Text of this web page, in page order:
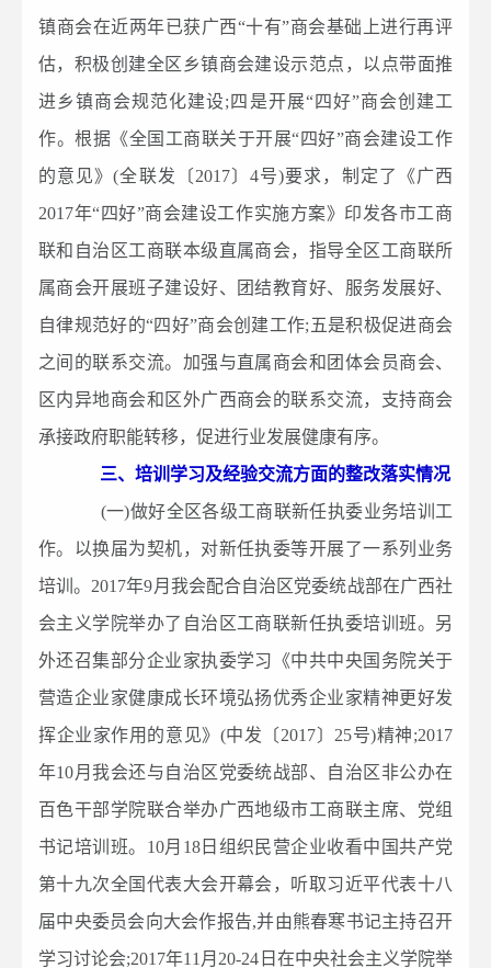
镇商会在近两年已获广西“十有”商会基础上进行再评
估，积极创建全区乡镇商会建设示范点，以点带面推
进乡镇商会规范化建设;四是开展“四好”商会创建工
作。根据《全国工商联关于开展“四好”商会建设工作
的意见》(全联发〔2017〕4号)要求，制定了《广西
2017年“四好”商会建设工作实施方案》印发各市工商
联和自治区工商联本级直属商会，指导全区工商联所
属商会开展班子建设好、团结教育好、服务发展好、
自律规范好的“四好”商会创建工作;五是积极促进商会
之间的联系交流。加强与直属商会和团体会员商会、
区内异地商会和区外广西商会的联系交流，支持商会
承接政府职能转移，促进行业发展健康有序。
三、培训学习及经验交流方面的整改落实情况
(一)做好全区各级工商联新任执委业务培训工
作。以换届为契机，对新任执委等开展了一系列业务
培训。2017年9月我会配合自治区党委统战部在广西社
会主义学院举办了自治区工商联新任执委培训班。另
外还召集部分企业家执委学习《中共中央国务院关于
营造企业家健康成长环境弘扬优秀企业家精神更好发
挥企业家作用的意见》(中发〔2017〕25号)精神;2017
年10月我会还与自治区党委统战部、自治区非公办在
百色干部学院联合举办广西地级市工商联主席、党组
书记培训班。10月18日组织民营企业收看中国共产党
第十九次全国代表大会开幕会，听取习近平代表十八
届中央委员会向大会作报告,并由熊春寒书记主持召开
学习讨论会;2017年11月20-24日在中央社会主义学院举